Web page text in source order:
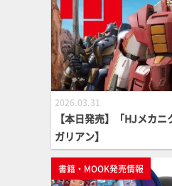
2026.03.31
【本日発売】「HJメカ
ガリアン】
書籍・MOOK発売情報